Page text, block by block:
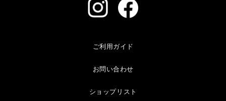
ご利用ガイド
お問い合わせ
ショップリスト